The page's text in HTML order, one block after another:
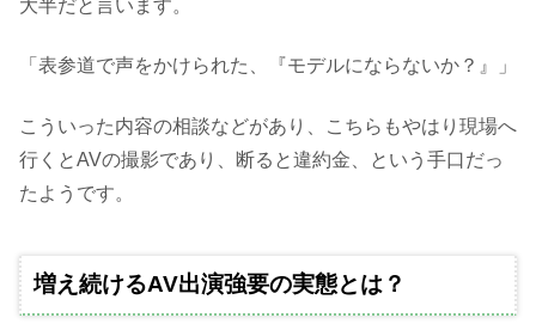
大半だと言います。
「表参道で声をかけられた、『モデルにならないか？』」
こういった内容の相談などがあり、こちらもやはり現場へ
行くとAVの撮影であり、断ると違約金、という手口だっ
たようです。
増え続けるAV出演強要の実態とは？